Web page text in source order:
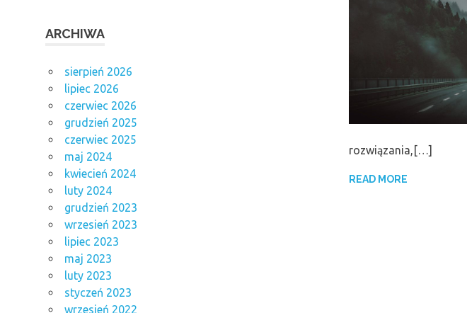
rozwiązania,[…]
READ MORE
ARCHIWA
sierpień 2026
lipiec 2026
czerwiec 2026
grudzień 2025
czerwiec 2025
maj 2024
kwiecień 2024
luty 2024
grudzień 2023
wrzesień 2023
lipiec 2023
maj 2023
luty 2023
styczeń 2023
wrzesień 2022